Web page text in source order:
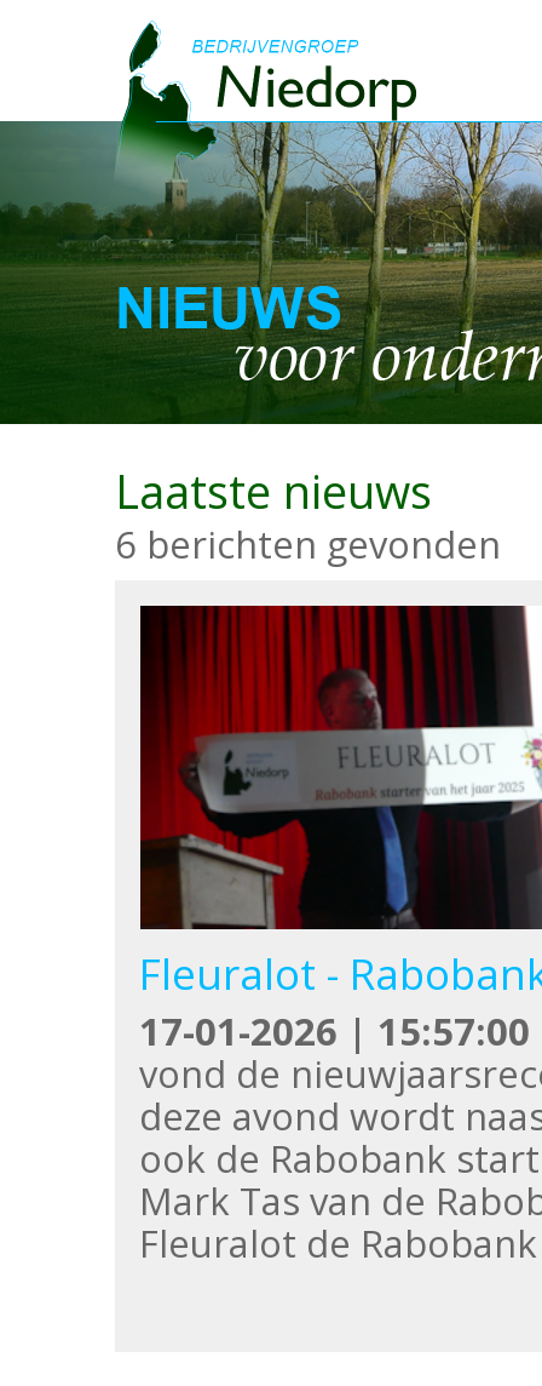
Laatste nieuws
6 berichten gevonden
Fleuralot -
17-01-2026 | 15:57:00
vond de
deze avond wordt
ook de Rabobank
Mark Tas van de
Fleuralot de